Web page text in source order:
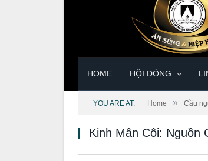
HOME HỘI DÒNG
YOU ARE AT: Home » Cầu
Kinh Mân Côi: Nguồn